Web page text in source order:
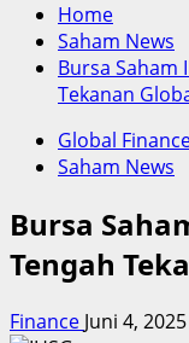
Home
Saham News
Bursa Saham
Tekanan
Global
Saham News
Bursa
Tengah
Finance Juni 4, 2025